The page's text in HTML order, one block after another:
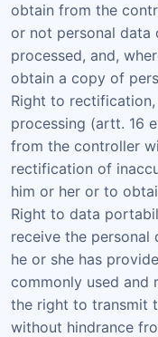
obtain from the
or not personal data
processed, and,
obtain a copy of
Right to
processing (artt. 16
from the controller
rectification of
him or her or to
Right to data
receive the personal
he or she has
commonly used and
the right to transmit
without hindrance